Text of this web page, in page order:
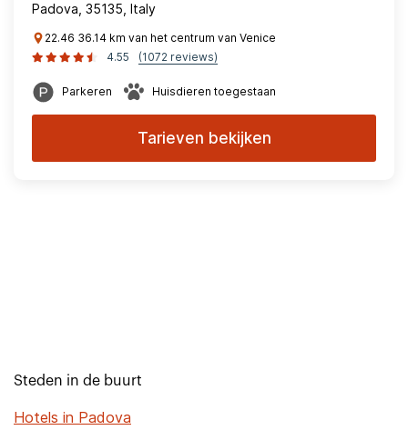
Padova, 35135, Italy
22.46 36.14 km van het centrum van Venice
4.55
(1072 reviews)
Parkeren Huisdieren toegestaan
Tarieven bekijken
Steden in de buurt
Hotels in Padova